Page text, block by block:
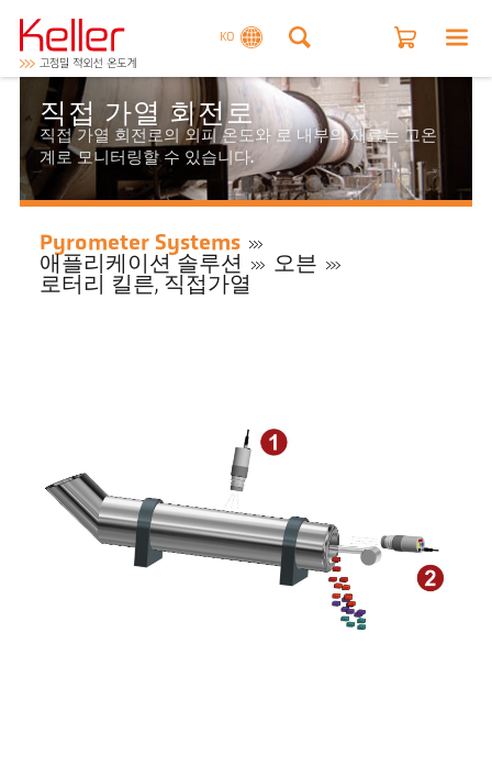
KO
직접 가열 회전로
직접 가열 회전로의 외피 온도와 로 내부의 재료는 고온
계로 모니터링할 수 있습니다.
Pyrometer Systems
애플리케이션 솔루션
오븐
로터리 킬른, 직접가열